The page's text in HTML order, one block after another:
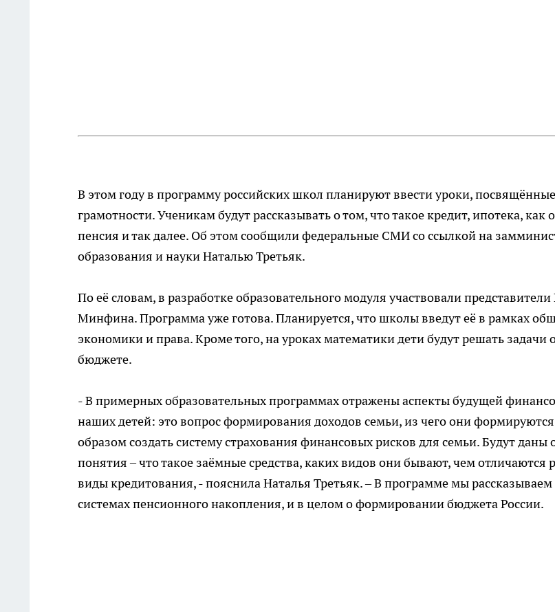
В этом году в программу российских школ планируют ввести уроки,
грамотности. Ученикам будут рассказывать о том, что такое кредит, ипотека, как
пенсия и так далее. Об этом сообщили федеральные СМИ со ссылкой на
образования и науки Наталью Третьяк.
По её словам, в разработке образовательного модуля участвовали
Минфина. Программа уже готова. Планируется, что школы введут её в рамках
экономики и права. Кроме того, на уроках математики дети будут решать задачи
бюджете.
- В примерных образовательных программах отражены аспекты будущей
наших детей: это вопрос формирования доходов семьи, из чего они
образом создать систему страхования финансовых рисков для семьи. Будут даны
понятия – что такое заёмные средства, каких видов они бывают, чем отличаются
виды кредитования, - пояснила Наталья Третьяк. – В программе мы
системах пенсионного накопления, и в целом о формировании бюджета России.